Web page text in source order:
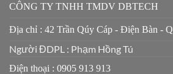
CÔNG TY TNHH TMDV DBTECH
Địa chỉ : 42 Trần Qúy Cáp - Điện Bàn -
Người ĐDPL : Phạm Hồng Tú
Điện thoại : 0905 913 913